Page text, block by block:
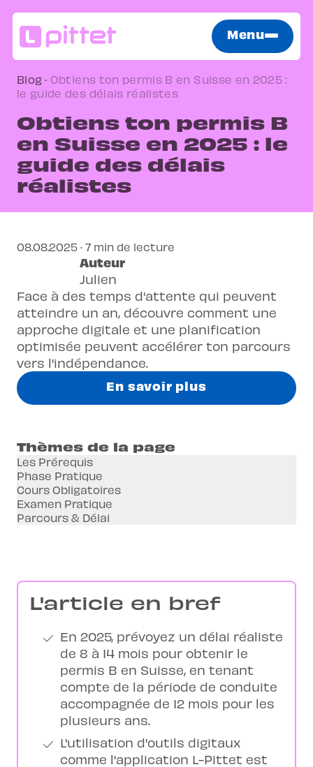
Menu
Blog · Obtiens ton permis B en Suisse en 2025 :
le guide des délais réalistes
Obtiens ton permis B
en Suisse en 2025 : le
guide des délais
réalistes
Face à des temps d'attente qui peuvent
atteindre un an, découvre comment une
approche digitale et une planification
optimisée peuvent accélérer ton parcours
vers l'indépendance.
En savoir plus
08.08.2025 · 7 min de lecture
Auteur
Julien
Thèmes de la page
Les Prérequis
Phase Pratique
Cours Obligatoires
Examen Pratique
Parcours & Délai
L'article en bref
En 2025, prévoyez un délai réaliste
de 8 à 14 mois pour obtenir le
permis B en Suisse, en tenant
compte de la période de conduite
accompagnée de 12 mois pour les
plusieurs ans.
L'utilisation d'outils digitaux
comme l'application L-Pittet est